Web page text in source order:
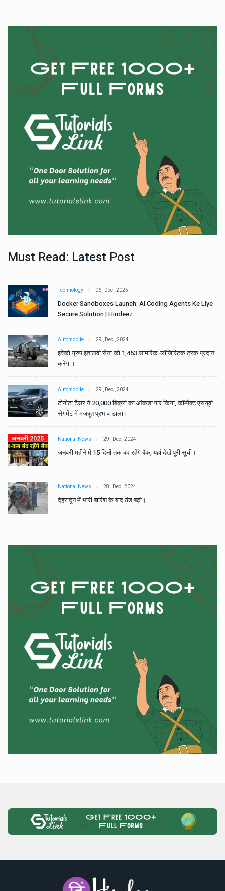
Must Read: Latest Post
Technology 06 , Dec , 2025
Docker Sandboxes Launch: AI Coding Agents Ke Liye
Secure Solution | Hindeez
Automobile 29 , Dec , 2024
इवेको ग्रुप इतालवी सेना को 1,453 सामरिक-लॉजिस्टिक ट्रक प्रदान
करेगा।
Automobile 29 , Dec , 2024
टोयोटा टैसर ने 20,000 बिक्री का आंकड़ा पार किया, कॉम्पैक्ट एसयूवी
सेगमेंट में मजबूत प्रभाव डाला।
National News 29 , Dec , 2024
जनवरी महीने में 15 दिनों तक बंद रहेंगे बैंक, यहां देखें पूरी सूची।
National News 28 , Dec , 2024
देहरादून में भारी बारिश के बाद ठंड बढ़ी।